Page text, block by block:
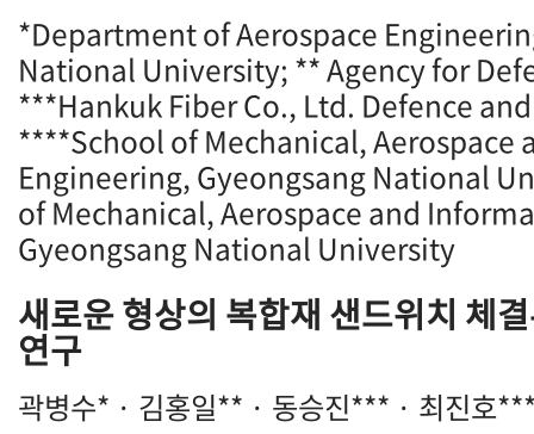
*Department of Aerospace
National University; ** Agency for
***Hankuk Fiber Co., Ltd. Defence
****School of Mechanical,
Engineering, Gyeongsang National
of Mechanical, Aerospace and
Gyeongsang National University
새로운 형상의 복합재 샌드위치 체
연구
곽병수* · 김홍일** · 동승진*** · 최진호